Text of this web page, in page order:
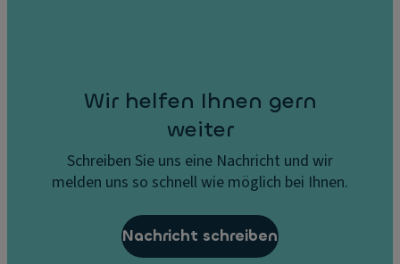
Wir helfen Ihnen gern
weiter
Schreiben Sie uns eine Nachricht und wir
melden uns so schnell wie möglich bei Ihnen.
Nachricht schreiben